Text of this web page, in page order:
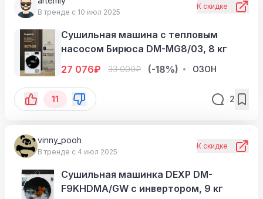
В тренде с 10 июл 2025
К скидке
Сушильная машина с тепловым
насосом Бирюса DM-MG8/03, 8 кг
27 076₽ 33 000₽ (-18%) ОЗОН
11 2
vinny_pooh
В тренде с 4 июл 2025
К скидке
Сушильная машинка DEXP DM-
F9KHDMA/GW с инвертором, 9 кг